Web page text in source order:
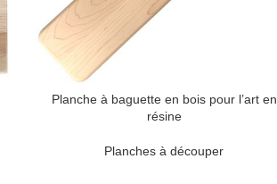
Planche à baguette en bois pour l’art en
résine
Planches à découper